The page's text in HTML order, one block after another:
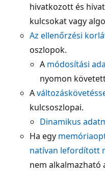
hivatkozott és
kulcsokat vagy
Az ellenőrzési
oszlopok.
A módosítási
nyomon
A
kulcsoszlopai.
Dinamikus
Ha egy
natívan lefordított
nem alkalmazható